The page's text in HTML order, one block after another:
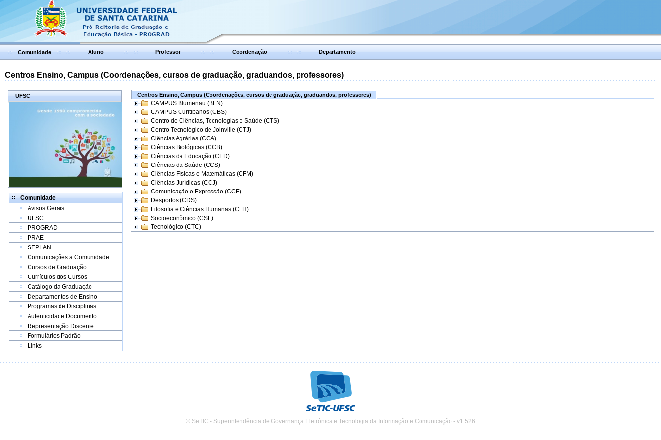
Comunidade Aluno Professor Coordenação Departamento
Centros Ensino, Campus (Coordenações, cursos de graduação, graduandos, professores)
UFSC
Comunidade
Avisos Gerais
UFSC
PROGRAD
PRAE
SEPLAN
Comunicações a Comunidade
Cursos de Graduação
Currículos dos Cursos
Catálogo da Graduação
Departamentos de Ensino
Programas de Disciplinas
Autenticidade Documento
Representação Discente
Formulários Padrão
Links
Centros Ensino, Campus (Coordenações, cursos de graduação, graduandos, professores)
CAMPUS Blumenau (BLN)
CAMPUS Curitibanos (CBS)
Centro de Ciências, Tecnologias e Saúde (CTS)
Centro Tecnológico de Joinville (CTJ)
Ciências Agrárias (CCA)
Ciências Biológicas (CCB)
Ciências da Educação (CED)
Ciências da Saúde (CCS)
Ciências Físicas e Matemáticas (CFM)
Ciências Jurídicas (CCJ)
Comunicação e Expressão (CCE)
Desportos (CDS)
Filosofia e Ciências Humanas (CFH)
Socioeconômico (CSE)
Tecnológico (CTC)
© SeTIC - Superintendência de Governança Eletrônica e Tecnologia da Informação e Comunicação - v1.526